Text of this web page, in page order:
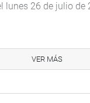
lunes 26 de julio de
electos de la
lista que hayan
VER MÁS